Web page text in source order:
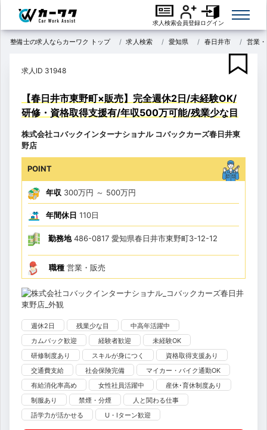
求人検索会員登録ログイン
整備士の求人ならカーワク トップ 求人検索 愛知県 春日井市 営業
求人ID 31948
【春日井市東野町×販売】完全週休2日/未経験OK/
研修・資格取得支援有/年収500万可能/残業少な目
株式会社コバックインターナショナル コバックカーズ春日井東
野店
POINT
年収 300万円 ～ 500万円
年間休日 110日
勤務地486-0817 愛知県春日井市東野町3-12-12
職種 営業・販売
週休2日 残業少な目
中高年活躍中
カムバック歓迎
経験者歓迎
未経験OK
研修制度あり
スキルが身につく
資格取得支援あり
交通費支給
社会保険完備
マイカー・バイク通勤OK
有給消化率高め
女性社員活躍中
産休･育休制度あり
制服あり
禁煙・分煙
人と関わる仕事
語学力が活かせる
U・Iターン歓迎